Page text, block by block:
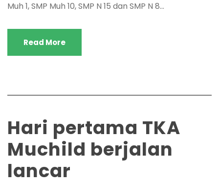
Muh 1, SMP Muh 10, SMP N 15 dan SMP N 8...
Read More
Hari pertama TKA
Muchild berjalan
lancar